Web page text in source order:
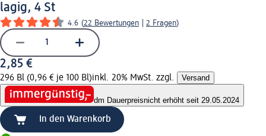
lagig, 4 St
4.6 (22 Bewertungen 2 Fragen)
2,85 €
296 Bl (0,96 € je 100 Bl)inkl. 20% MwSt. zzgl. Versand
dm Dauerpreisnicht erhöht seit 29.05.2024
In den Warenkorb